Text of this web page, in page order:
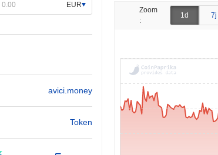
EUR
avici.money
Token
Zoom
:
1d 7j